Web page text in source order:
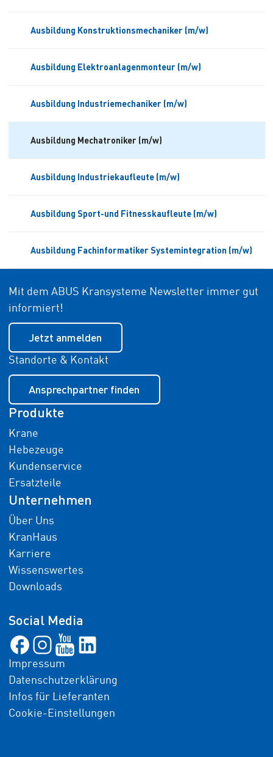
Ausbildung Konstruktionsmechaniker (m/w)
Ausbildung Elektroanlagenmonteur (m/w)
Ausbildung Industriemechaniker (m/w)
Ausbildung Mechatroniker (m/w)
Ausbildung Industriekaufleute (m/w)
Ausbildung Sport-und Fitnesskaufleute (m/w)
Ausbildung Fachinformatiker Systemintegration (m/w)
Mit dem ABUS Kransysteme Newsletter immer gut
informiert!
Jetzt anmelden
Standorte & Kontakt
Ansprechpartner finden
Produkte
Krane
Hebezeuge
Kundenservice
Ersatzteile
Unternehmen
Über Uns
KranHaus
Karriere
Wissenswertes
Downloads
Social Media
Impressum
Datenschutzerklärung
Infos für Lieferanten
Cookie-Einstellungen